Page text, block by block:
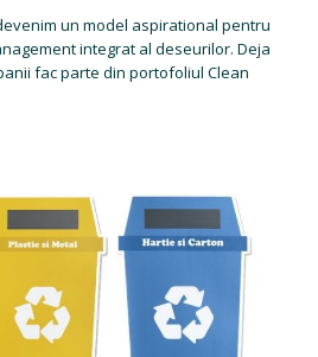
un model aspirational pentru
integrat al deseurilor. Deja
fac parte din portofoliul Clean